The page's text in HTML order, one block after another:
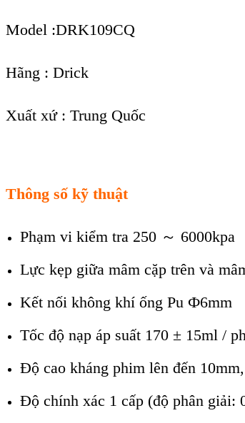
Model :DRK109CQ
Hãng : Drick
Xuất xứ : Trung Quốc
Thông số kỹ thuật
Phạm vi kiểm tra 250 ～ 6000kpa
Lực kẹp giữa mâm cặp trên và
Kết nối không khí ống Pu Ф6mm
Tốc độ nạp áp suất 170 ± 15ml /
Độ cao kháng phim lên đến
Độ chính xác 1 cấp (độ phân giải: